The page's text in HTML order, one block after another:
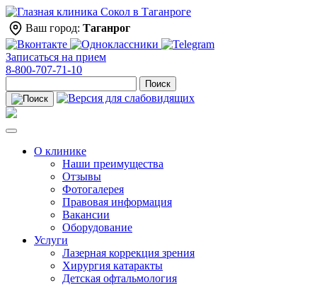
Ваш город: Таганрог
Записаться на прием
8-800-707-71-10
Поиск
О клинике
Наши преимущества
Отзывы
Фотогалерея
Правовая информация
Вакансии
Оборудование
Услуги
Лазерная коррекция зрения
Хирургия катаракты
Детская офтальмология